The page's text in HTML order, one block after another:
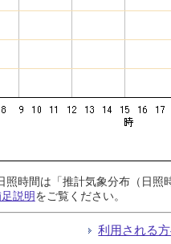
照時間は「推計気象分布（日
説明をご覧ください。
利用される